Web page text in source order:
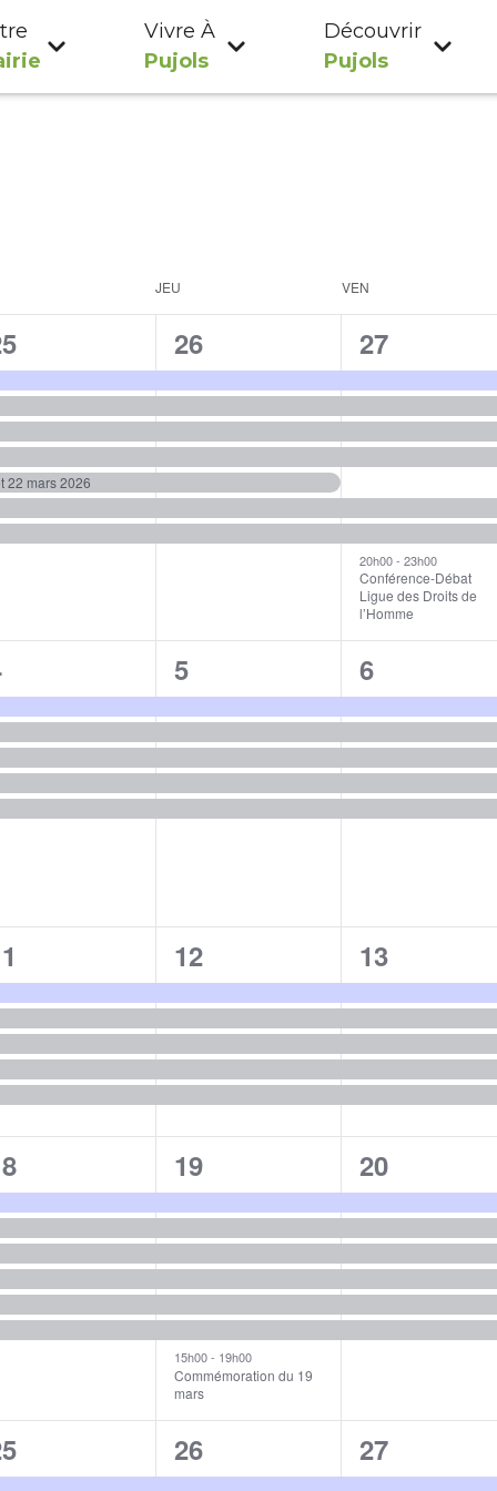
Vivre À
Pujols
Découvrir
Pujols
JEU VEN
22 mars 2026
7
évènements,
26
7
27
20h00-23h00
Conférence-Débat
Ligue des Droits de
l’Homme
5
évènements,
5
5
6
5
évènements,
12
5
13
7
évènements,
19
15h00- 19h00
Commémoration du 19
mars
6
20
5
26
5
27